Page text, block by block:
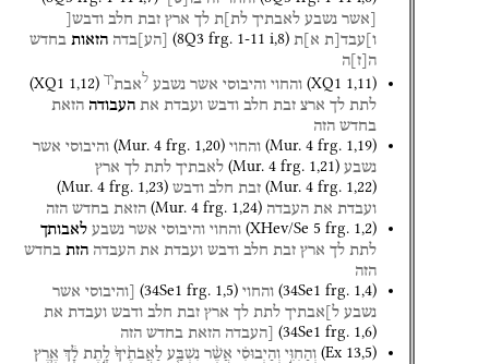
[אשר נשבע לאבתיך לת]ת לך ארץ זבת חלב ודבש[
ו]עבד[ת א]ת (8Q3 frg. 1-11 i,8) הע בדה הזאות בחדש
ה ז ה
(XQ1 1,11) והחוי והיבוסי אשר נשבע לאבתיך (XQ1 1,12)
לתת לך ארצ זבת חלב ודבש ועבדת את העבודה הזאת
בחדש הזה
(Mur. 4 frg. 1,19) והחוי (Mur. 4 frg. 1,20) והיבוסי אשר
נשבע
(Mur. 4 frg. 1,21) לאבתיך לתת לך ארץ
(Mur. 4 frg. 1,22) זבת חלב ודבש (Mur. 4 frg. 1,23)
ועבדת את העבדה (Mur. 4 frg. 1,24) הזאת בחדש הזה
(XHev/Se 5 frg. 1,2) והחוי והיבוסי אשר נשבע לאבותך
לתת לך ארץ זבת חלב ודבש ועבדת את העבדה הזת בחדש
הזה
(34Se1 frg. 1,4) והחוי (34Se1 frg. 1,5) [והיבוסי אשר
נשבע ל]אבתיך לתת לך ארץ זבת חלב ודבש ועבדת את
(34Se1 frg. 1,6) [העבדה הזאת בחדש הזה
(Ex 13,5) וְהַחִוִּ֣י וְהַיְבוּסִ֗י אֲשֶׁ֨ר נִשְׁבַּ֤ע לַאֲבֹתֶ֙יךָ֙ לָ֣תֶת לָ֔ךְ אֶ֛רֶץ